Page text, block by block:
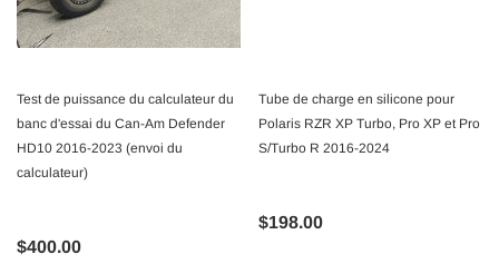
Test de puissance du calculateur du
banc d'essai du Can-Am Defender
HD10 2016-2023 (envoi du
calculateur)
$400.00
Tube de charge en silicone pour
Polaris RZR XP Turbo, Pro XP et Pro
S/Turbo R 2016-2024
$198.00